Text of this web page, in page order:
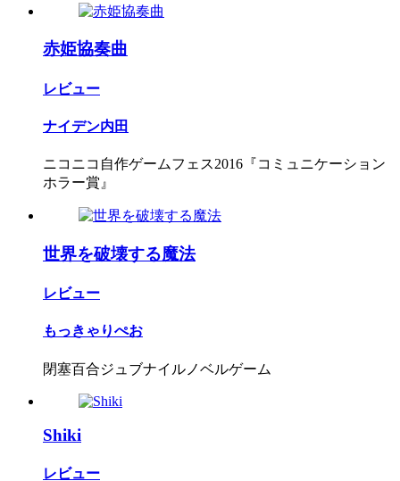
赤姫協奏曲
レビュー
ナイデン内田
ニコニコ自作ゲームフェス2016『コミュニケーション
ホラー賞』
世界を破壊する魔法
レビュー
もっきゃりぺお
閉塞百合ジュブナイルノベルゲーム
Shiki
レビュー